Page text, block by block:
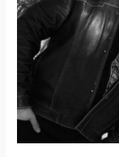
–
Découvrez
«
Of